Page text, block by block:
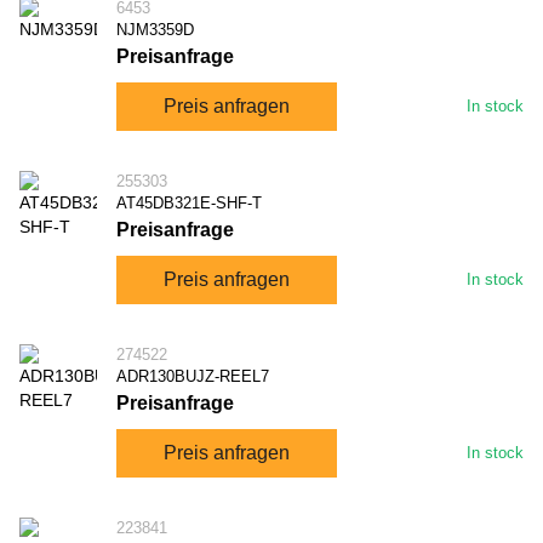
6453
NJM3359D
In stock
Preisanfrage
Preis anfragen
255303
AT45DB321E-SHF-T
In stock
Preisanfrage
Preis anfragen
274522
ADR130BUJZ-REEL7
In stock
Preisanfrage
Preis anfragen
223841